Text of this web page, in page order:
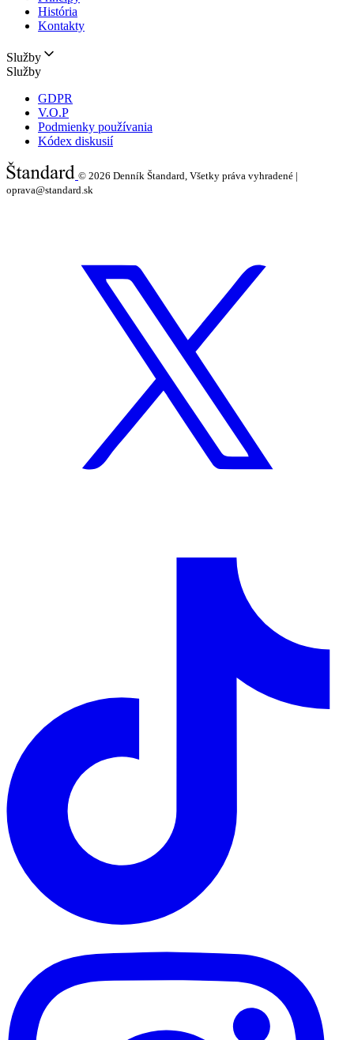
História
Kontakty
Služby
Služby
GDPR
V.O.P
Podmienky používania
Kódex diskusií
© 2026 Denník Štandard, Všetky práva vyhradené |
oprava@standard.sk